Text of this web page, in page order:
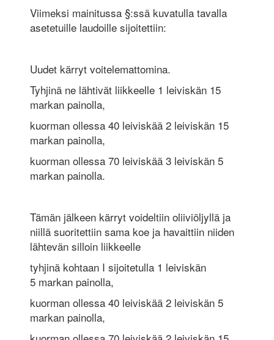
Viimeksi mainitussa §:ssä kuvatulla tavalla
asetetuille laudoille sijoitettiin:
Uudet kärryt voitelemattomina.
Tyhjinä ne lähtivät liikkeelle 1 leiviskän 15
markan painolla,
kuorman ollessa 40 leiviskää 2 leiviskän 15
markan painolla,
kuorman ollessa 70 leiviskää 3 leiviskän 5
markan painolla.
Tämän jälkeen kärryt voideltiin oliiviöljyllä ja
niillä suoritettiin sama koe ja havaittiin niiden
lähtevän silloin liikkeelle
tyhjinä kohtaan I sijoitetulla 1 leiviskän
5 markan painolla,
kuorman ollessa 40 leiviskää 2 leiviskän 5
markan painolla,